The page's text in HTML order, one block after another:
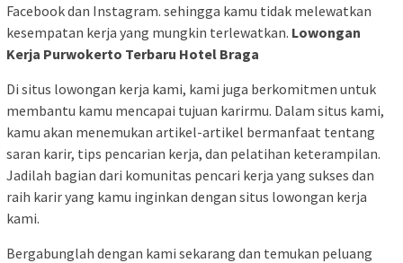
Facebook dan Instagram. sehingga kamu tidak melewatkan
kesempatan kerja yang mungkin terlewatkan. Lowongan
Kerja Purwokerto Terbaru Hotel Braga
Di situs lowongan kerja kami, kami juga berkomitmen untuk
membantu kamu mencapai tujuan karirmu. Dalam situs kami,
kamu akan menemukan artikel-artikel bermanfaat tentang
saran karir, tips pencarian kerja, dan pelatihan keterampilan.
Jadilah bagian dari komunitas pencari kerja yang sukses dan
raih karir yang kamu inginkan dengan situs lowongan kerja
kami.
Bergabunglah dengan kami sekarang dan temukan peluang